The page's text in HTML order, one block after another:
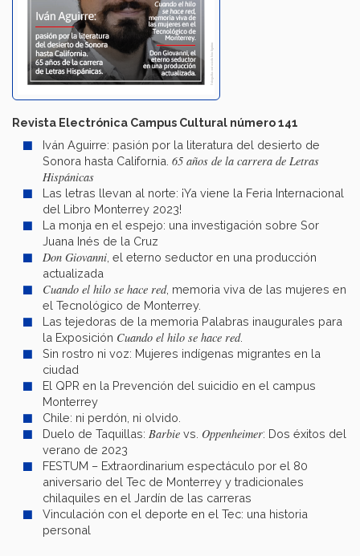
Revista Electrónica Campus Cultural número 141
Iván Aguirre: pasión por la literatura del desierto de
Sonora hasta California. 65 años de la carrera de Letras
Hispánicas
Las letras llevan al norte: ¡Ya viene la Feria Internacional
del Libro Monterrey 2023!
La monja en el espejo: una investigación sobre Sor
Juana Inés de la Cruz
Don Giovanni, el eterno seductor en una producción
actualizada
Cuando el hilo se hace red, memoria viva de las mujeres en
el Tecnológico de Monterrey.
Las tejedoras de la memoria Palabras inaugurales para
la Exposición Cuando el hilo se hace red.
Sin rostro ni voz: Mujeres indígenas migrantes en la
ciudad
El QPR en la Prevención del suicidio en el campus
Monterrey
Chile: ni perdón, ni olvido.
Duelo de Taquillas: Barbie vs. Oppenheimer: Dos éxitos del
verano de 2023
FESTUM – Extraordinarium espectáculo por el 80
aniversario del Tec de Monterrey y tradicionales
chilaquiles en el Jardín de las carreras
Vinculación con el deporte en el Tec: una historia
personal